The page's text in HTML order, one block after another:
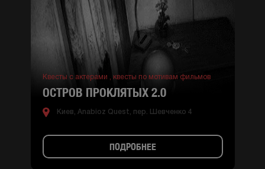
Квесты с актерами , квесты по мотивам фильмов
ОСТРОВ ПРОКЛЯТЫХ 2.0
Киев, Anabioz Quest, пер. Шевченко 4
ПОДРОБНЕЕ